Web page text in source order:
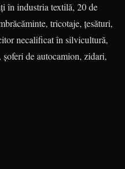
în industria textilă, 20 de
tricotaje, țesături,
necalificat în silvicultură,
de autocamion, zidari,